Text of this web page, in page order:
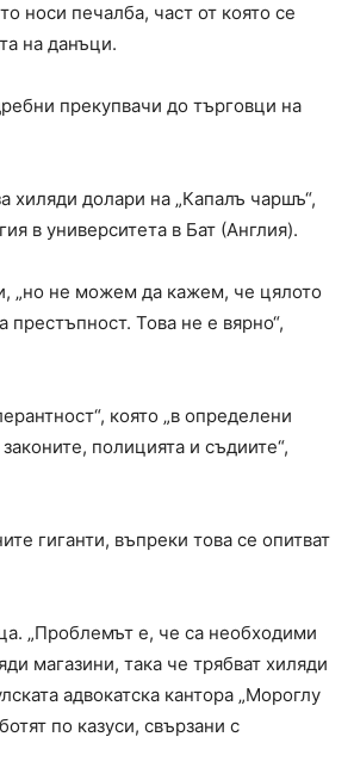
носи печалба, част от която се
на данъци.
прекупвачи до търговци на
хиляди долари на „Капалъ чаршъ“,
в университета в Бат (Англия).
„но не можем да кажем, че цялото
Това не е вярно“,
която „в определени
полицията и съдиите“,
гиганти, въпреки това се опитват
„Проблемът е, че са необходими
магазини, така че трябват хиляди
адвокатска кантора „Мороглу
по казуси, свързани с